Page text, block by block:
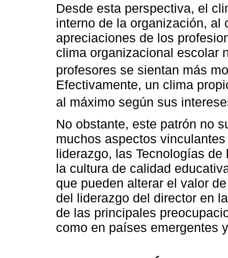
Desde esta perspectiva, el
interno de la organización, al
apreciaciones de los
clima organizacional escolar
profesores se sientan más
Efectivamente, un clima
al máximo según sus
No obstante, este patrón no
muchos aspectos
liderazgo, las Tecnologías
la cultura de calidad
que pueden alterar el valor
del liderazgo del director en
de las principales
como en países emergentes